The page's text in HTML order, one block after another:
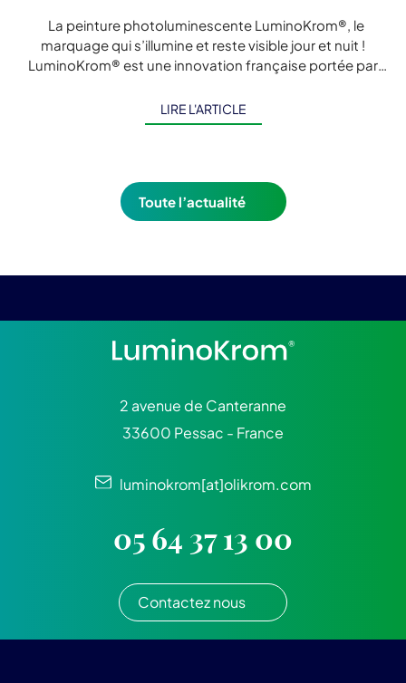
La peinture photoluminescente LuminoKrom®, le
marquage qui s’illumine et reste visible jour et nuit !
LuminoKrom® est une innovation française portée par
photoluminescente, […]
LIRE L'ARTICLE
Toute l’actualité
2 avenue de Canteranne
33600 Pessac - France
luminokrom[at]olikrom.com
05 64 37 13 00
Contactez nous